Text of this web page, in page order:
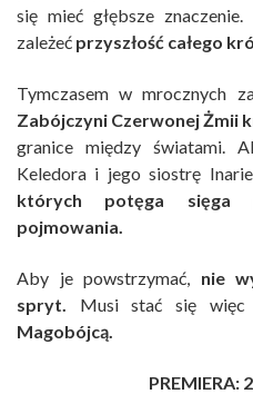
się mieć głębsze
zależeć przyszłość całego
Tymczasem w mrocznych
Zabójczyni Czerwonej Żmii
granice między światami.
Keledora i jego siostrę
których potęga sięga
pojmowania.
Aby je powstrzymać, nie
spryt.
Musi stać się więc
Magobójcą.
PREMIERA: